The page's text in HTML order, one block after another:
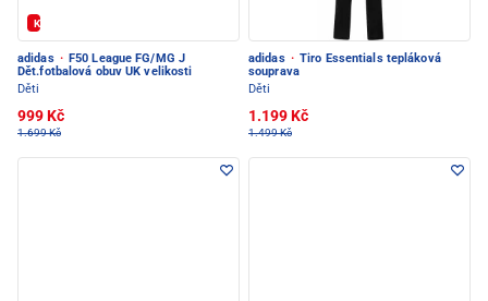
Kód: FOTBAL20
adidas · F50 League FG/MG J
Dět.fotbalová obuv UK velikosti
Děti
999 Kč
1.699 Kč
adidas · Tiro Essentials tepláková
souprava
Děti
1.199 Kč
1.499 Kč